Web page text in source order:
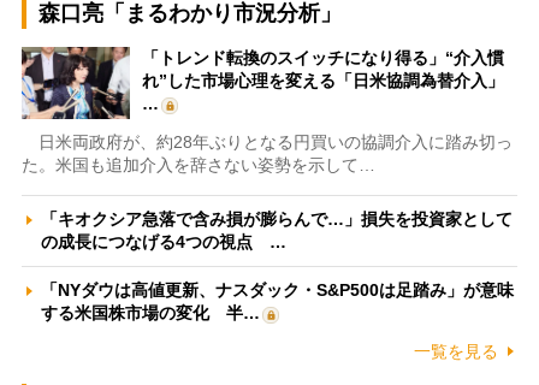
森口亮「まるわかり市況分析」
「トレンド転換のスイッチになり得る」“介入慣
れ”した市場心理を変える「日米協調為替介入」
…
日米両政府が、約28年ぶりとなる円買いの協調介入に踏み切っ
た。米国も追加介入を辞さない姿勢を示して…
「キオクシア急落で含み損が膨らんで…」損失を投資家として
の成長につなげる4つの視点 …
「NYダウは高値更新、ナスダック・S&P500は足踏み」が意味
する米国株市場の変化 半…
一覧を見る